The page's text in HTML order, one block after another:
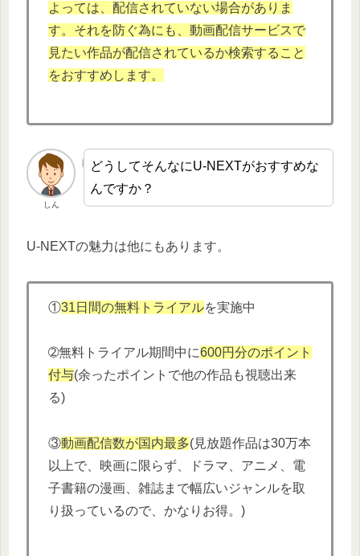
よっては、配信されていない場合がありま
す。それを防ぐ為にも、動画配信サービスで
見たい作品が配信されているか検索すること
をおすすめします。
しん
どうしてそんなにU-NEXTがおすすめな
んですか？
U-NEXTの魅力は他にもあります。
①31日間の無料トライアルを実施中
➁無料トライアル期間中に600円分のポイント
付与(余ったポイントで他の作品も視聴出来
る)
③動画配信数が国内最多(見放題作品は30万本
以上で、映画に限らず、ドラマ、アニメ、電
子書籍の漫画、雑誌まで幅広いジャンルを取
り扱っているので、かなりお得。)